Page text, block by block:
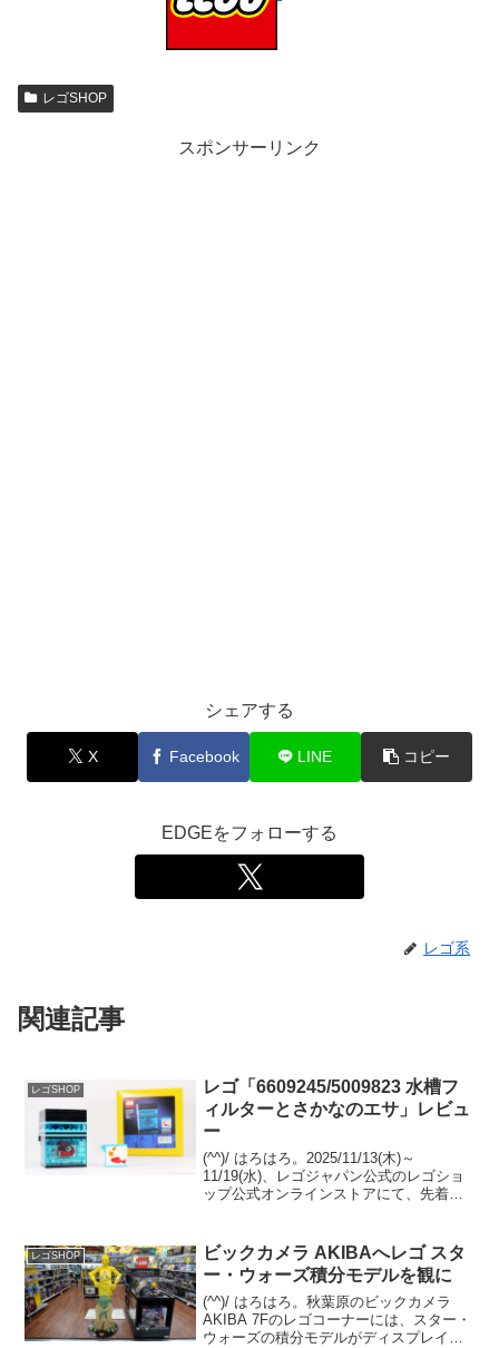
レゴSHOP
スポンサーリンク
シェアする
X Facebook LINE コピー
EDGEをフォローする
レゴ系
関連記事
レゴSHOP
レゴ「6609245/5009823 水槽フ
ィルターとさかなのエサ」レビュ
ー
(^^)/ はろはろ。2025/11/13(木)～
11/19(水)、レゴジャパン公式のレゴショ
ップ公式オンラインストアにて、先着で
す。 条件は「1036...
レゴSHOP
ビックカメラ AKIBAへレゴ スタ
ー・ウォーズ積分モデルを観に
(^^)/ はろはろ。秋葉原のビックカメラ
AKIBA 7Fのレゴコーナーには、スター・
ウォーズの積分モデルがディスプレイさ